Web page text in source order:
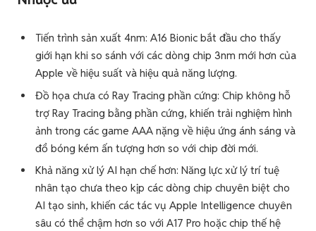
Tiến trình sản xuất 4nm: A16 Bionic bắt đầu cho thấy
giới hạn khi so sánh với các dòng chip 3nm mới hơn của
Apple về hiệu suất và hiệu quả năng lượng.
Đồ họa chưa có Ray Tracing phần cứng: Chip không hỗ
trợ Ray Tracing bằng phần cứng, khiến trải nghiệm hình
ảnh trong các game AAA nặng về hiệu ứng ánh sáng và
đổ bóng kém ấn tượng hơn so với chip đời mới.
Khả năng xử lý AI hạn chế hơn: Năng lực xử lý trí tuệ
nhân tạo chưa theo kịp các dòng chip chuyên biệt cho
AI tạo sinh, khiến các tác vụ Apple Intelligence chuyên
sâu có thể chậm hơn so với A17 Pro hoặc chip thế hệ